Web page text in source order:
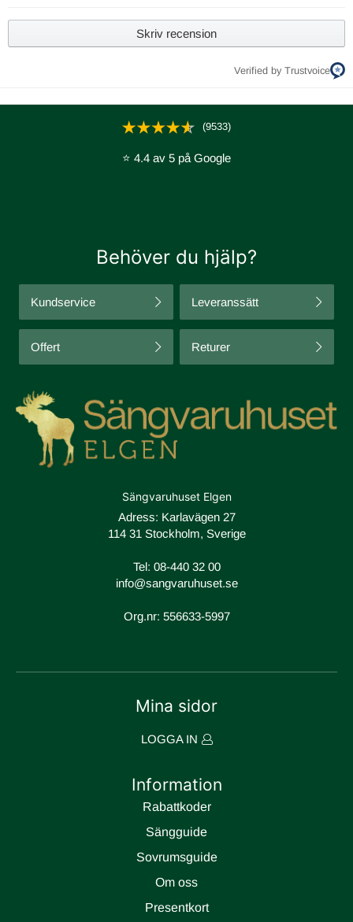
Skriv recension
Verified by Trustvoice
(9533)
⭐ 4.4 av 5 på Google
Behöver du hjälp?
Kundservice Leveranssätt
Offert Returer
Sängvaruhuset Elgen
Adress: Karlavägen 27
114 31 Stockholm, Sverige
Tel: 08-440 32 00
info@sangvaruhuset.se
Org.nr: 556633-5997
Mina sidor
LOGGA IN
Information
Rabattkoder
Sängguide
Sovrumsguide
Om oss
Presentkort